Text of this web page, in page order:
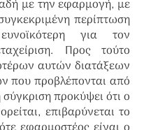
με την εφαρμογή, με
περίπτωση
για τον
Προς τούτο
αυτών διατάξεων
που προβλέπονται από
προκύψει ότι ο
επιβαρύνεται το